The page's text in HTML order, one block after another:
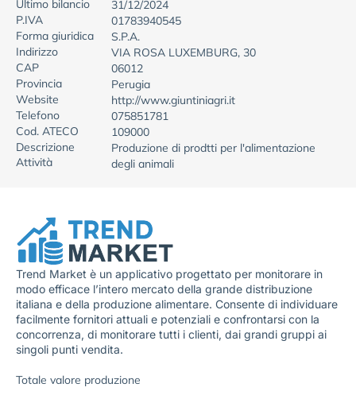
Ultimo bilancio
31/12/2024
P.IVA
01783940545
Forma giuridica
S.P.A.
Indirizzo
VIA ROSA LUXEMBURG, 30
CAP
06012
Provincia
Perugia
Website
http://www.giuntiniagri.it
Telefono
075851781
Cod. ATECO
109000
Descrizione
Attività
Produzione di prodtti per l'alimentazione
degli animali
Trend Market è un applicativo progettato per monitorare in
modo efficace l’intero mercato della grande distribuzione
italiana e della produzione alimentare. Consente di individuare
facilmente fornitori attuali e potenziali e confrontarsi con la
concorrenza, di monitorare tutti i clienti, dai grandi gruppi ai
singoli punti vendita.
Totale valore produzione